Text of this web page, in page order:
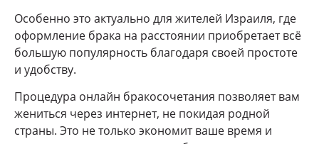
Особенно это актуально для жителей Израиля, где
оформление брака на расстоянии приобретает всё
большую популярность благодаря своей простоте
и удобству.
Процедура онлайн бракосочетания позволяет вам
жениться через интернет, не покидая родной
страны. Это не только экономит ваше время и